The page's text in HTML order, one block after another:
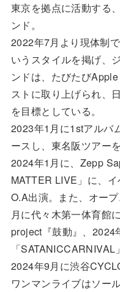
東京を拠点に活動する
ンド。
2022年7月より現体制
いうスタイルを掲げ、
ンドは、たびたび
ストに取り上げられ、
を目標としている。
2023年1月に1stアルバ
ースし、東名阪ツアーを
2024年1月に、Zepp
MATTER LIVE」に、
O.A出演。また、オー
月に代々木第一体育館
project『鼓動』、2024
「SATANICCARNIVAL
2024年9月に渋谷
ワンマンライブはソー